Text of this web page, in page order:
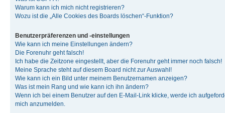
Warum kann ich mich nicht registrieren?
Wozu ist die „Alle Cookies des Boards löschen“-Funktion?
Benutzerpräferenzen und -einstellungen
Wie kann ich meine Einstellungen ändern?
Die Forenuhr geht falsch!
Ich habe die Zeitzone eingestellt, aber die Forenuhr geht immer noch falsch!
Meine Sprache steht auf diesem Board nicht zur Auswahl!
Wie kann ich ein Bild unter meinem Benutzernamen anzeigen?
Was ist mein Rang und wie kann ich ihn ändern?
Wenn ich bei einem Benutzer auf den E-Mail-Link klicke, werde ich
mich anzumelden.